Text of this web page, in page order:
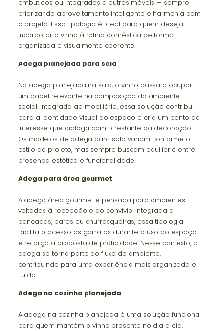
embutidos ou integrados a outros móveis — sempre
priorizando aproveitamento inteligente e harmonia com
o projeto. Essa tipologia é ideal para quem deseja
incorporar o vinho à rotina doméstica de forma
organizada e visualmente coerente.
Adega planejada para sala
Na adega planejada na sala, o vinho passa a ocupar
um papel relevante na composição do ambiente
social. Integrada ao mobiliário, essa solução contribui
para a identidade visual do espaço e cria um ponto de
interesse que dialoga com o restante da decoração.
Os modelos de adega para sala variam conforme o
estilo do projeto, mas sempre buscam equilíbrio entre
presença estética e funcionalidade.
Adega para área gourmet
A adega área gourmet é pensada para ambientes
voltados à recepção e ao convívio. Integrada a
bancadas, bares ou churrasqueiras, essa tipologia
facilita o acesso às garrafas durante o uso do espaço
e reforça a proposta de praticidade. Nesse contexto, a
adega se torna parte do fluxo do ambiente,
contribuindo para uma experiência mais organizada e
fluida.
Adega na cozinha planejada
A adega na cozinha planejada é uma solução funcional
para quem mantém o vinho presente no dia a dia.